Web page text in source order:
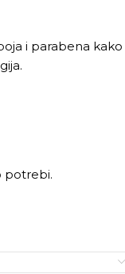
i parabena kako
potrebi.